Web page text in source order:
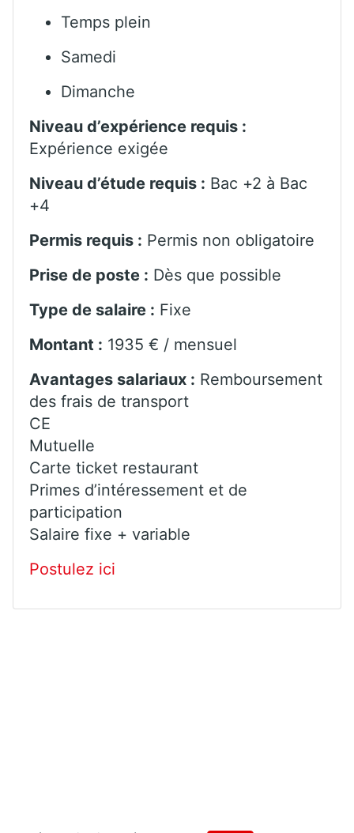
Temps plein
Samedi
Dimanche
Niveau d’expérience requis :
Expérience exigée
Niveau d’étude requis : Bac +2 à Bac
+4
Permis requis : Permis non obligatoire
Prise de poste : Dès que possible
Type de salaire : Fixe
Montant : 1935 € / mensuel
Avantages salariaux : Remboursement
des frais de transport
CE
Mutuelle
Carte ticket restaurant
Primes d’intéressement et de
participation
Salaire fixe + variable
Postulez ici